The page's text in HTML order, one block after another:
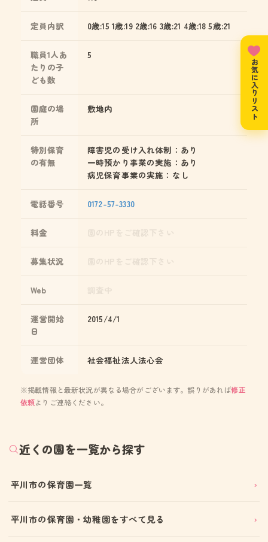
定員内訳 0歳:15 1歳:19 2歳:16 3歳:21 4歳:18 5歳:21
職員1人あ
たりの子
ども数
5
園庭の場
所
敷地内
特別保育
の有無
障害児の受け入れ体制：あり
一時預かり事業の実施：あり
病児保育事業の実施：なし
電話番号 0172-57-3330
料金
募集状況
Web
運営開始
日
2015/4/1
運営団体 社会福祉法人法心会
※掲載情報と最新状況が異なる場合がございます。誤りがあれば修正
依頼よりご連絡ください。
近くの園を一覧から探す
平川市の保育園一覧
平川市の保育園・幼稚園をすべて見る
お気に入りリスト